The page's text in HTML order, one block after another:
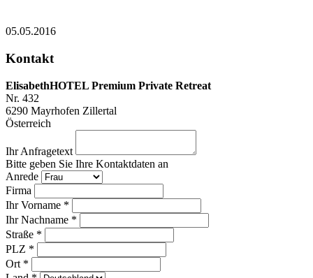
05.05.2016
Kontakt
ElisabethHOTEL Premium Private Retreat
Nr. 432
6290 Mayrhofen Zillertal
Österreich
Ihr Anfragetext
Bitte geben Sie Ihre Kontaktdaten an
Anrede
Firma
Ihr Vorname *
Ihr Nachname *
Straße *
PLZ *
Ort *